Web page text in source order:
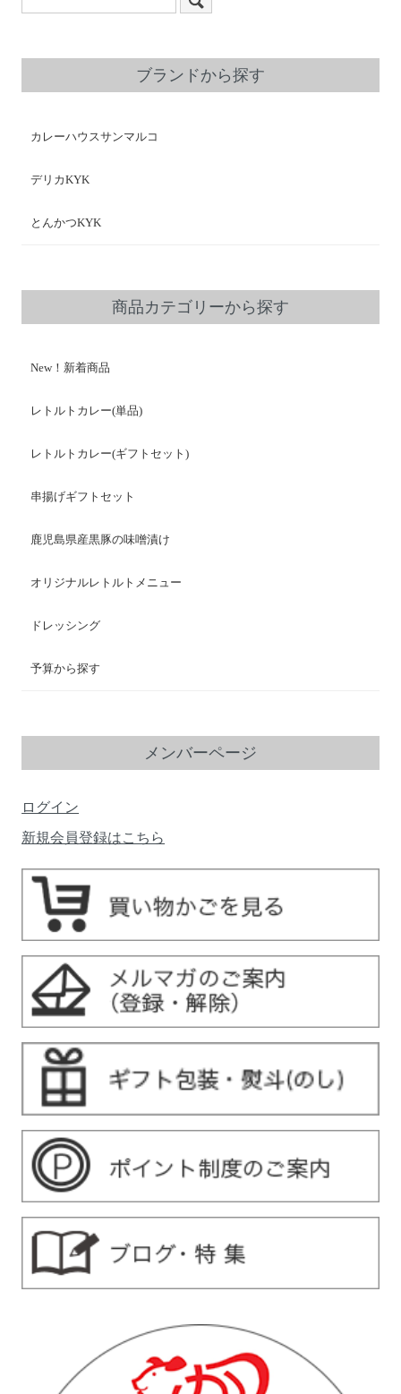
ブランドから探す
カレーハウスサンマルコ
デリカKYK
とんかつKYK
商品カテゴリーから探す
New！新着商品
レトルトカレー(単品)
レトルトカレー(ギフトセット)
串揚げギフトセット
鹿児島県産黒豚の味噌漬け
オリジナルレトルトメニュー
ドレッシング
予算から探す
メンバーページ
ログイン
新規会員登録はこちら